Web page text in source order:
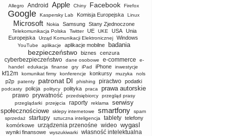
Allegro Android Apple Chiny Facebook Firefox
Google Kaspersky Lab Komisja Europejska Linux
Microsoft Nokia Samsung Stany Zjednoczone
Telekomunikacja Polska Twitter UE UKE USA
Unia
Europejska
Urząd Komunikacji Elektronicznej Windows
YouTube aplikacje aplikacje mobilne badania
bezpieczeństwo biznes cenzura
cyberbezpieczeństwo dane osobowe e-commerce
e-
handel
edukacja finanse gry iPad iPhone inwestycje
kf12m komunikat firmy konferencje konkursy muzyka nols
p2p patenty patronat DI phishing piractwo podatki
podcasty policja politycy polityka praca prawa autorskie
prawo prywatność przedsiębiorcy
przegląd prasy
przeglądarki
przejęcia raporty reklama
serwisy
społecznościowe
sklepy internetowe smartfony
spam
sprzedaż
startupy sztuczna inteligencja tablety telefony
komórkowe urządzenia przenośne wideo wygasl
wyniki finansowe wyszukiwarki własność intelektualna